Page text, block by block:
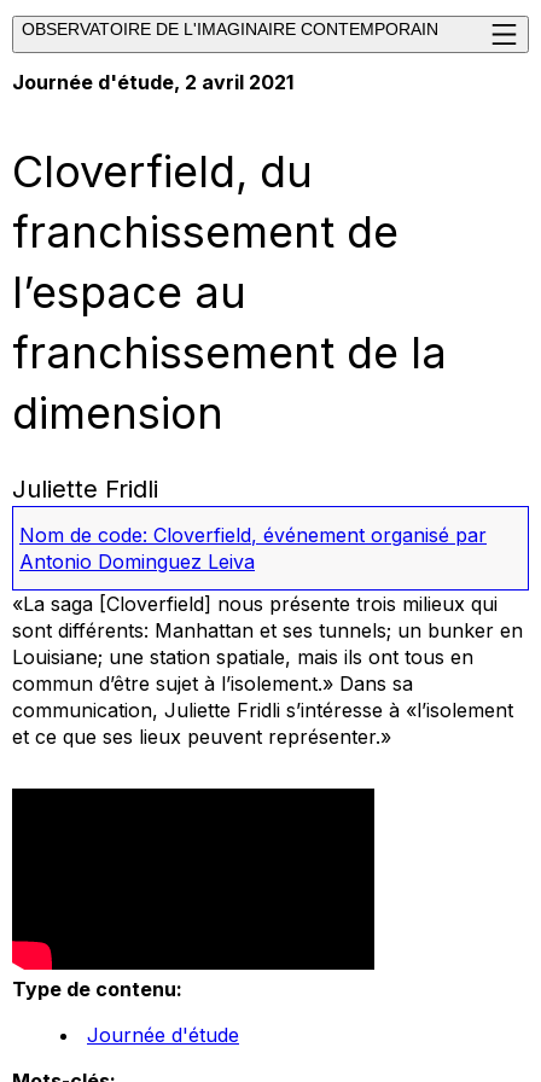
OBSERVATOIRE DE L'IMAGINAIRE CONTEMPORAIN
Journée d'étude, 2 avril 2021
Cloverfield, du
franchissement de
l’espace au
franchissement de la
dimension
Juliette Fridli
Nom de code: Cloverfield, événement organisé par
Antonio Dominguez Leiva
«La saga [Cloverfield] nous présente trois milieux qui
sont différents: Manhattan et ses tunnels; un bunker en
Louisiane; une station spatiale, mais ils ont tous en
commun d’être sujet à l’isolement.» Dans sa
communication, Juliette Fridli s’intéresse à «l’isolement
et ce que ses lieux peuvent représenter.»
Type de contenu:
Journée d'étude